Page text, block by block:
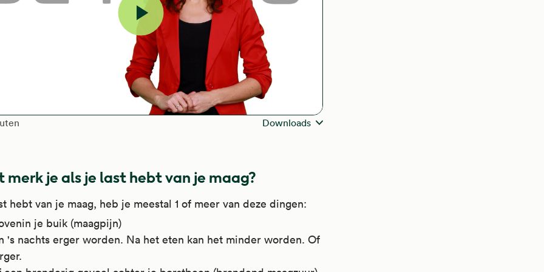
Video
afspelen
of the video is Downloads
merk je als je last hebt van je maag?
hebt van je maag, heb je meestal 1 of meer van deze dingen:
je buik (maagpijn)
's nachts erger worden. Na het eten kan het minder worden. Of